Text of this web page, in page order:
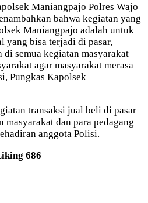
Maniangpajo Polres Wajo
bahwa kegiatan yang
Maniangpajo adalah untuk
yang bisa terjadi di pasar,
semua kegiatan masyarakat
agar masyarakat merasa
Pungkas Kapolsek
transaksi jual beli di pasar
dan para pedagang
anggota Polisi.
686